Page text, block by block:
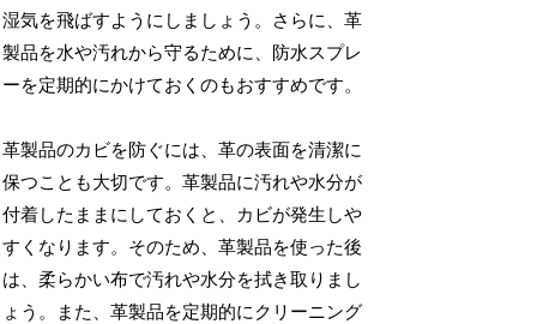
湿気を飛ばすようにしましょう。さらに、革
製品を水や汚れから守るために、防水スプレ
ーを定期的にかけておくのもおすすめです。
革製品のカビを防ぐには、革の表面を清潔に
保つことも大切です。革製品に汚れや水分が
付着したままにしておくと、カビが発生しや
すくなります。そのため、革製品を使った後
は、柔らかい布で汚れや水分を拭き取りまし
ょう。また、革製品を定期的にクリーニング